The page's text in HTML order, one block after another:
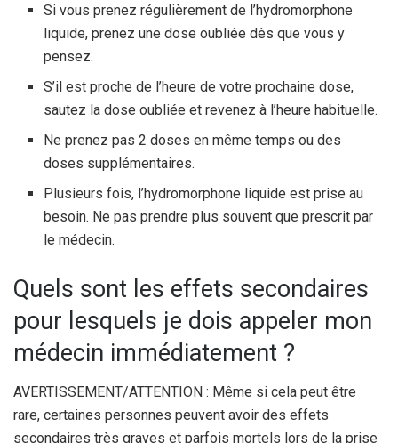
Si vous prenez régulièrement de l’hydromorphone
liquide, prenez une dose oubliée dès que vous y
pensez.
S’il est proche de l’heure de votre prochaine dose,
sautez la dose oubliée et revenez à l’heure habituelle.
Ne prenez pas 2 doses en même temps ou des
doses supplémentaires.
Plusieurs fois, l’hydromorphone liquide est prise au
besoin. Ne pas prendre plus souvent que prescrit par
le médecin.
Quels sont les effets secondaires
pour lesquels je dois appeler mon
médecin immédiatement ?
AVERTISSEMENT/ATTENTION : Même si cela peut être
rare, certaines personnes peuvent avoir des effets
secondaires très graves et parfois mortels lors de la prise